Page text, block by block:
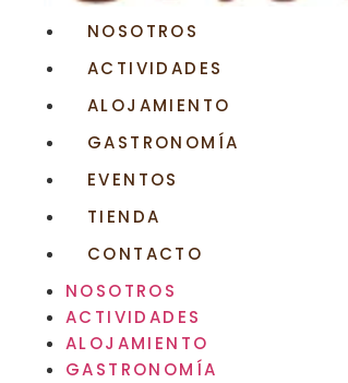
NOSOTROS
ACTIVIDADES
ALOJAMIENTO
GASTRONOMÍA
EVENTOS
TIENDA
CONTACTO
NOSOTROS
ACTIVIDADES
ALOJAMIENTO
GASTRONOMÍA